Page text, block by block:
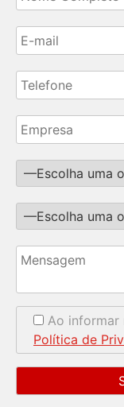
Ao informar
Política de